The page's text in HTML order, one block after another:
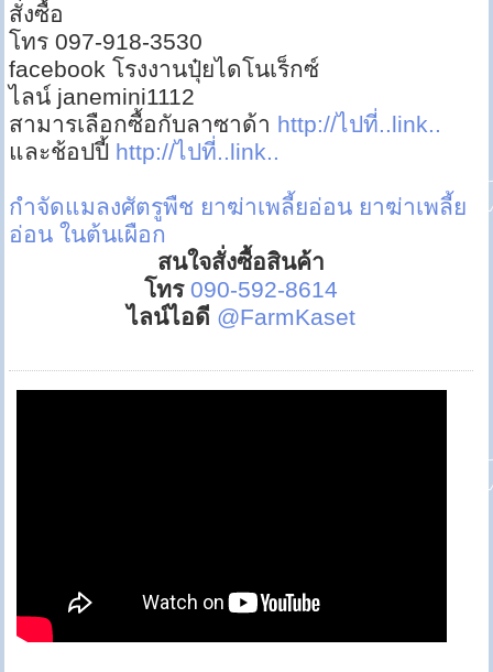
สั่งซื้อ
โทร 097-918-3530
facebook โรงงานปุ๋ยไดโนเร็กซ์
ไลน์ janemini1112
สามารเลือกซื้อกับลาซาด้า http://ไปที่..link..
และช้อปปี้ http://ไปที่..link..
กำจัดแมลงศัตรูพืช ยาฆ่าเพลี้ยอ่อน ยาฆ่าเพลี้ย
อ่อน ในต้นเผือก
สนใจสั่งซื้อสินค้า
โทร 090-592-8614
ไลน์ไอดี @FarmKaset